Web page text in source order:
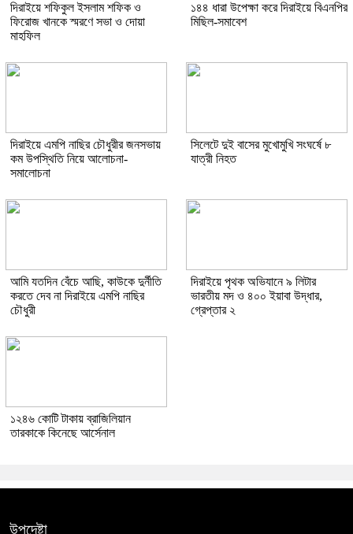
দিরাইয়ে শফিকুল ইসলাম শফিক ও
ফিরোজ খানকে স্মরণে সভা ও দোয়া
মাহফিল
১৪৪ ধারা উপেক্ষা করে দিরাইয়ে বিএনপির
মিছিল-সমাবেশ
দিরাইয়ে এমপি নাছির চৌধুরীর জনসভায়
কম উপস্থিতি নিয়ে আলোচনা-
সমালোচনা
সিলেটে দুই বাসের মুখোমুখি সংঘর্ষে ৮
যাত্রী নিহত
আমি যতদিন বেঁচে আছি, কাউকে দুর্নীতি
করতে দেব না দিরাইয়ে এমপি নাছির
চৌধুরী
দিরাইয়ে পৃথক অভিযানে ৯ লিটার
ভারতীয় মদ ও ৪০০ ইয়াবা উদ্ধার,
গ্রেপ্তার ২
১২৪৬ কোটি টাকায় ব্রাজিলিয়ান
তারকাকে কিনেছে আর্সেনাল
উপদেষ্টা